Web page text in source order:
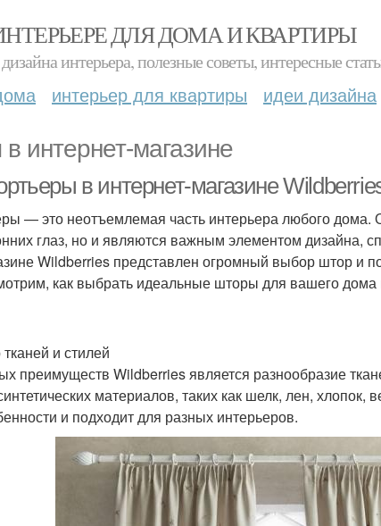
ДЛЯ ДОМА И КВАРТИРЫ
интерьера, полезные советы, интересные
интерьер для квартиры идеи дизайна
интернет-магазине
в интернет-магазине
— это неотъемлемая часть интерьера любого дома.
глаз, но и являются важным элементом дизайна,
Wildberries представлен огромный выбор штор и
как выбрать идеальные шторы для вашего дома
и стилей
преимуществ Wildberries является разнообразие
материалов, таких как шелк, лен, хлопок,
и подходит для разных интерьеров.